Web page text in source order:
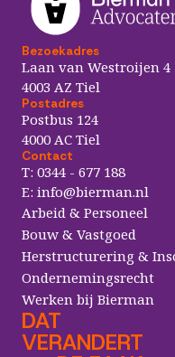
Bezoekadres
Laan van Westroijen 4
4003 AZ Tiel
Postadres
Postbus 124
4000 AC Tiel
Contact
T: 0344 - 677 188
E: info@bierman.nl
Arbeid & Personeel
Bouw & Vastgoed
Herstructurering &
Ondernemingsrecht
Werken bij Bierman
DAT
VERANDERT